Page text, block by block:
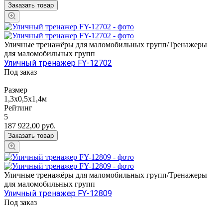
Заказать товар
Уличные тренажёры для маломобильных групп/Тренажеры
для маломобильных групп
Уличный тренажер FY-12702
Под заказ
Размер
1,3х0,5х1,4м
Рейтинг
5
187 922,00 руб.
Заказать товар
Уличные тренажёры для маломобильных групп/Тренажеры
для маломобильных групп
Уличный тренажер FY-12809
Под заказ